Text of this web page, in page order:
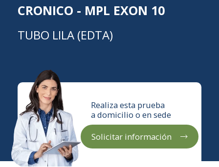
CRONICO - MPL EXON 10
TUBO LILA (EDTA)
Realiza esta prueba
a domicilio o en sede
Solicitar información